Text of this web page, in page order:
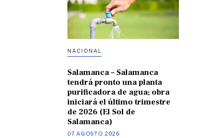
NACIONAL
Salamanca – Salamanca
tendrá pronto una planta
purificadora de agua; obra
iniciará el último trimestre
de 2026 (El Sol de
Salamanca)
07 AGOSTO 2026